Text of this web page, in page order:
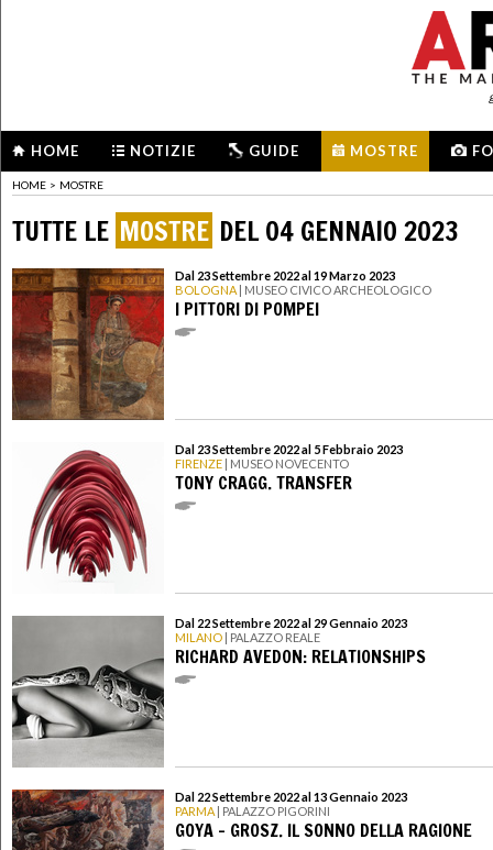
HOME NOTIZIE GUIDE MOSTRE
HOME > MOSTRE
TUTTE LE MOSTRE DEL 04 GENNAIO 2023
Dal 23 Settembre 2022 al 19 Marzo 2023
BOLOGNA | MUSEO CIVICO ARCHEOLOGICO
I PITTORI DI POMPEI
Dal 23 Settembre 2022 al 5 Febbraio 2023
FIRENZE | MUSEO NOVECENTO
TONY CRAGG. TRANSFER
Dal 22 Settembre 2022 al 29 Gennaio 2023
MILANO | PALAZZO REALE
RICHARD AVEDON: RELATIONSHIPS
Dal 22 Settembre 2022 al 13 Gennaio 2023
PARMA | PALAZZO PIGORINI
GOYA - GROSZ. IL SONNO DELLA RAGIONE